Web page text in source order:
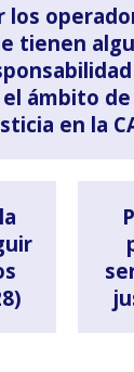
los
tienen
el ámbito de
en la